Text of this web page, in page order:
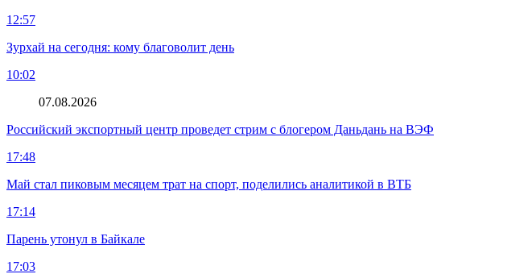
12:57
Зурхай на сегодня: кому благоволит день
10:02
07.08.2026
Российский экспортный центр проведет стрим с блогером Даньдань на ВЭФ
17:48
Май стал пиковым месяцем трат на спорт, поделились аналитикой в ВТБ
17:14
Парень утонул в Байкале
17:03